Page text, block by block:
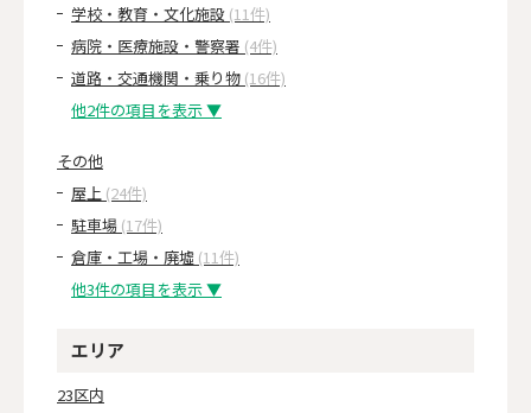
学校・教育・文化施設 (11件)
病院・医療施設・警察署 (4件)
道路・交通機関・乗り物 (16件)
他2件の項目を表示 ▼
その他
屋上 (24件)
駐車場 (17件)
倉庫・工場・廃墟 (11件)
他3件の項目を表示 ▼
エリア
23区内